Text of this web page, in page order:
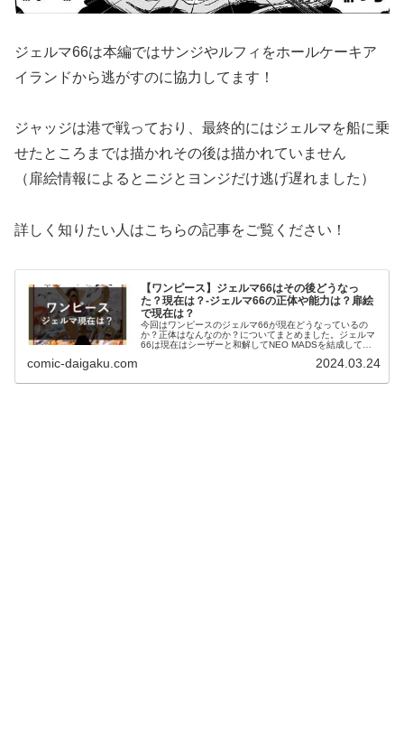
ジェルマ66は本編ではサンジやルフィをホールケーキア
イランドから逃がすのに協力してます！
ジャッジは港で戦っており、最終的にはジェルマを船に乗
せたところまでは描かれその後は描かれていません
（扉絵情報によるとニジとヨンジだけ逃げ遅れました）
詳しく知りたい人はこちらの記事をご覧ください！
【ワンピース】ジェルマ66はその後どうなっ
た？現在は？-ジェルマ66の正体や能力は？扉絵
で現在は？
今回はワンピースのジェルマ66が現在どうなっているの
か？正体はなんなのか？についてまとめました。ジェルマ
66は現在はシーザーと和解してNEO MADSを結成してい
なる人やジャッジやレイジュがルフィたちと別れた後にど
comic-daigaku.com 2024.03.24